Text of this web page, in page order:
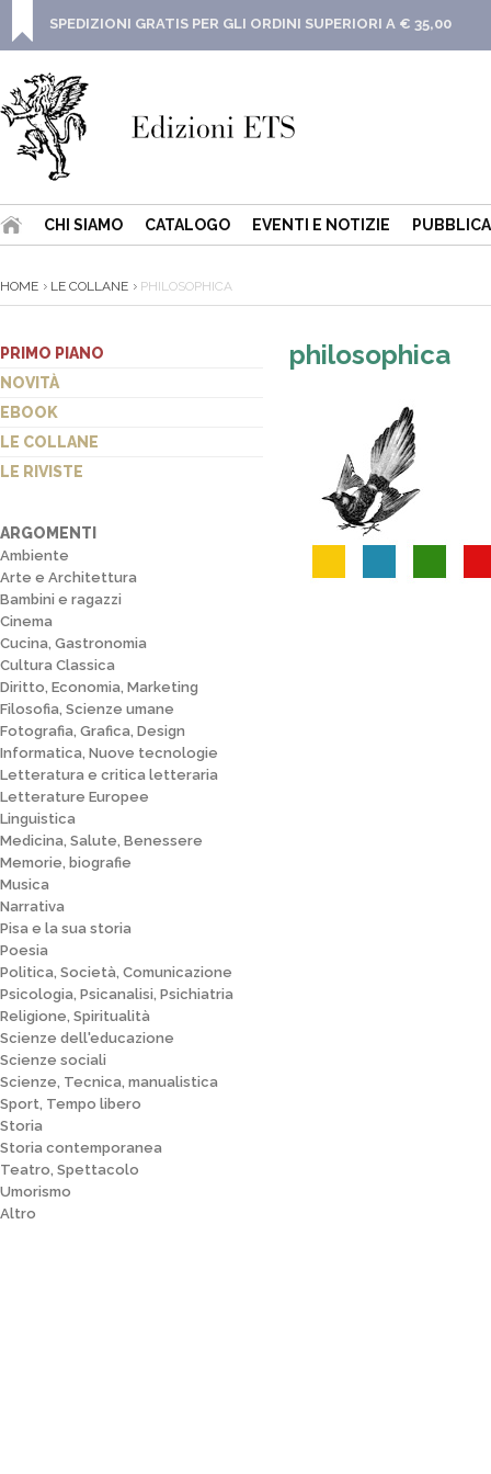
SPEDIZIONI GRATIS PER GLI ORDINI SUPERIORI A € 35,00
CHI SIAMO CATALOGO EVENTI E NOTIZIE
HOME LE COLLANE PHILOSOPHICA
PRIMO PIANO
NOVITÀ
EBOOK
LE COLLANE
LE RIVISTE
ARGOMENTI
Ambiente
Arte e Architettura
Bambini e ragazzi
Cinema
Cucina, Gastronomia
Cultura Classica
Diritto, Economia, Marketing
Filosofia, Scienze umane
Fotografia, Grafica, Design
Informatica, Nuove tecnologie
Letteratura e critica letteraria
Letterature Europee
Linguistica
Medicina, Salute, Benessere
Memorie, biografie
Musica
Narrativa
Pisa e la sua storia
Poesia
Politica, Società, Comunicazione
Psicologia, Psicanalisi, Psichiatria
Religione, Spiritualità
Scienze dell'educazione
Scienze sociali
Scienze, Tecnica, manualistica
Sport, Tempo libero
Storia
Storia contemporanea
Teatro, Spettacolo
Umorismo
Altro
philosophica